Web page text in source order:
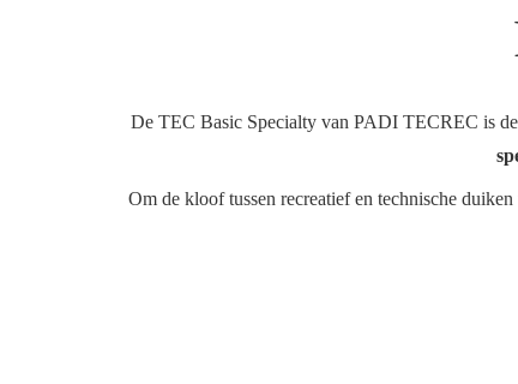
De TEC Basic Specialty van PADI TECREC is de
Om de kloof tussen recreatief en technische